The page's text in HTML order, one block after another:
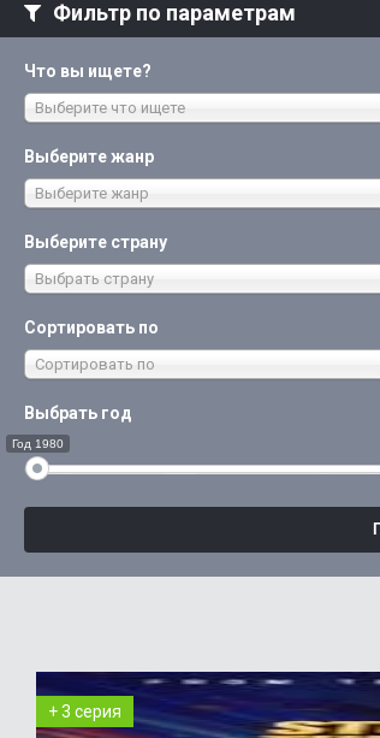
Фильтр по параметрам
Что вы ищете?
Выберите что ищете
Выберите жанр
Выберите жанр
Выберите страну
Выбрать страну
Сортировать по
Сортировать по
Выбрать год
Год 1980
+ 3 серия